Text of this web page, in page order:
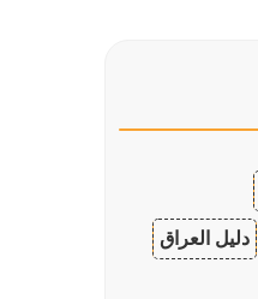
دليل العراق